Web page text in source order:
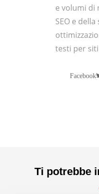
e volumi di
SEO e
testi per
Facebook
Ti potrebbe